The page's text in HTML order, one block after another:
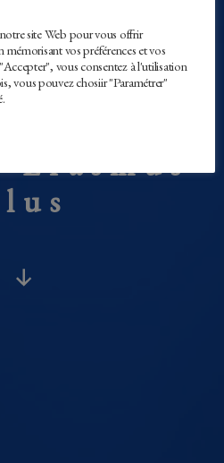
Défiler
site Web pour vous offrir
mémorisant vos préférences et vos
vous consentez à l'utilisation
vous pouvez chosiir "Paramétrer"